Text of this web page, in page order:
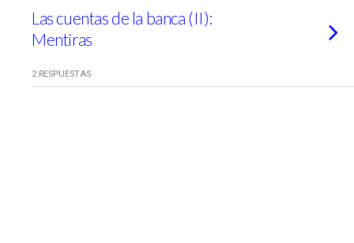
Las cuentas de la banca (II):
Mentiras
2 RESPUESTAS